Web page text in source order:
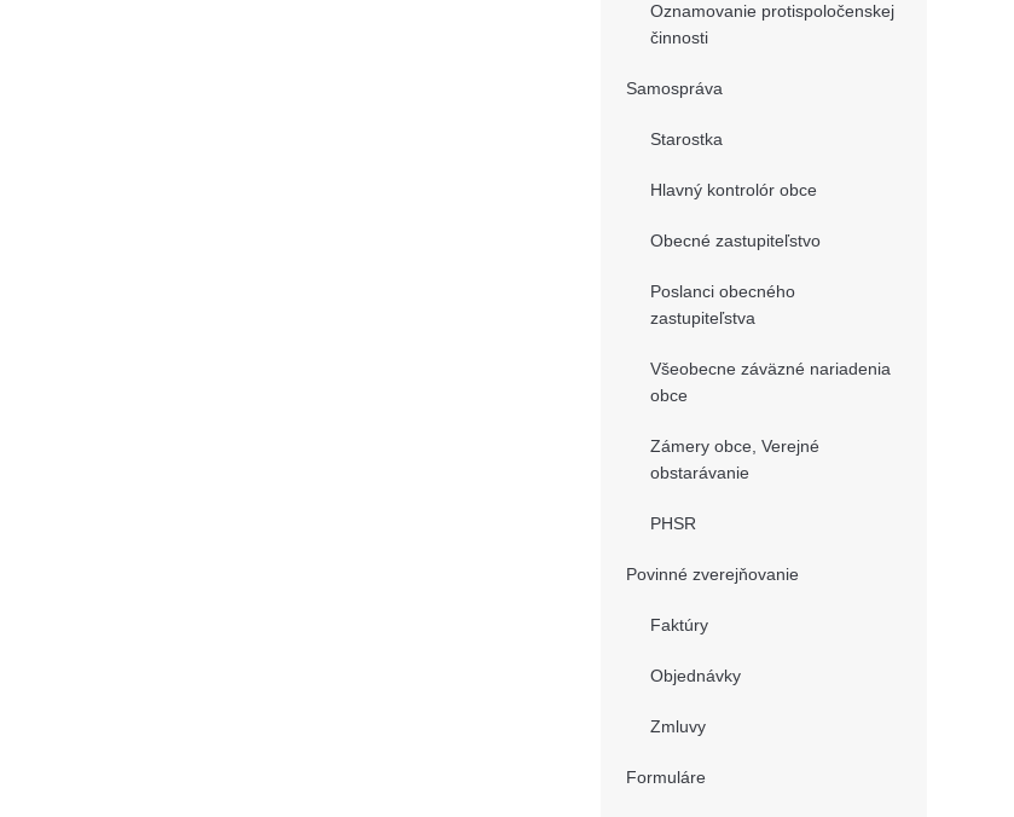
Oznamovanie protispoločenskej
činnosti
Samospráva
Starostka
Hlavný kontrolór obce
Obecné zastupiteľstvo
Poslanci obecného
zastupiteľstva
Všeobecne záväzné nariadenia
obce
Zámery obce, Verejné
obstarávanie
PHSR
Povinné zverejňovanie
Faktúry
Objednávky
Zmluvy
Formuláre